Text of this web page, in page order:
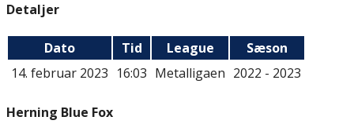
Detaljer
Dato Tid League
Sæson
14. februar 2023 16:03 Metalligaen 2022 - 2023
Herning Blue Fox